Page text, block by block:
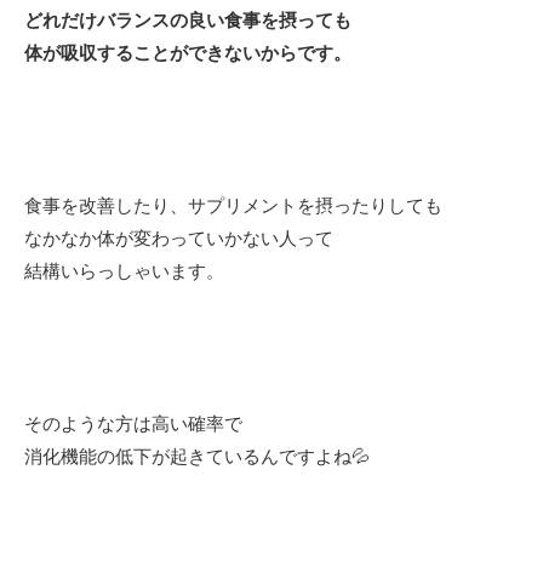
どれだけバランスの良い食事を摂っても
体が吸収することができないからです。
食事を改善したり、サプリメントを摂ったりしても
なかなか体が変わっていかない人って
結構いらっしゃいます。
そのような方は高い確率で
消化機能の低下が起きているんですよね💦